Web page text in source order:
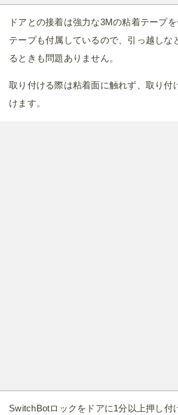
ドアとの接着は強力な3Mの粘着テープ
テープも付属しているので、引っ越しな
るときも問題ありません。
取り付ける際は粘着面に触れず、取り付
けます。
SwitchBotロックをドアに1分以上押し付